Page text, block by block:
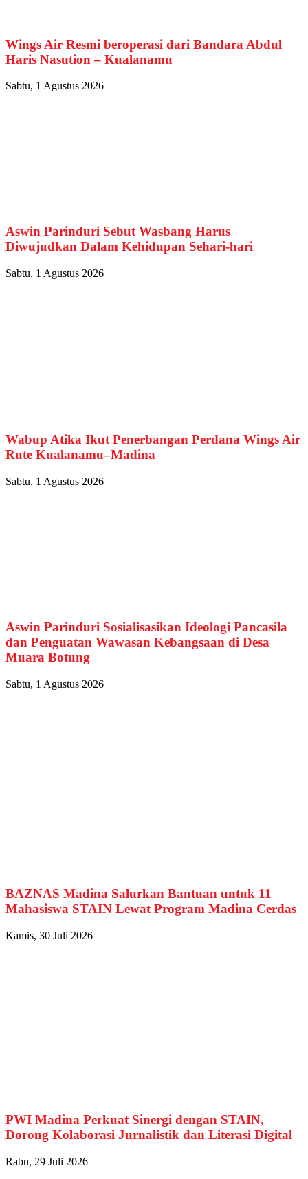
Wings Air Resmi beroperasi dari Bandara Abdul
Haris Nasution – Kualanamu
Sabtu, 1 Agustus 2026
Aswin Parinduri Sebut Wasbang Harus
Diwujudkan Dalam Kehidupan Sehari-hari
Sabtu, 1 Agustus 2026
Wabup Atika Ikut Penerbangan Perdana Wings Air
Rute Kualanamu–Madina
Sabtu, 1 Agustus 2026
Aswin Parinduri Sosialisasikan Ideologi Pancasila
dan Penguatan Wawasan Kebangsaan di Desa
Muara Botung
Sabtu, 1 Agustus 2026
BAZNAS Madina Salurkan Bantuan untuk 11
Mahasiswa STAIN Lewat Program Madina Cerdas
Kamis, 30 Juli 2026
PWI Madina Perkuat Sinergi dengan STAIN,
Dorong Kolaborasi Jurnalistik dan Literasi Digital
Rabu, 29 Juli 2026